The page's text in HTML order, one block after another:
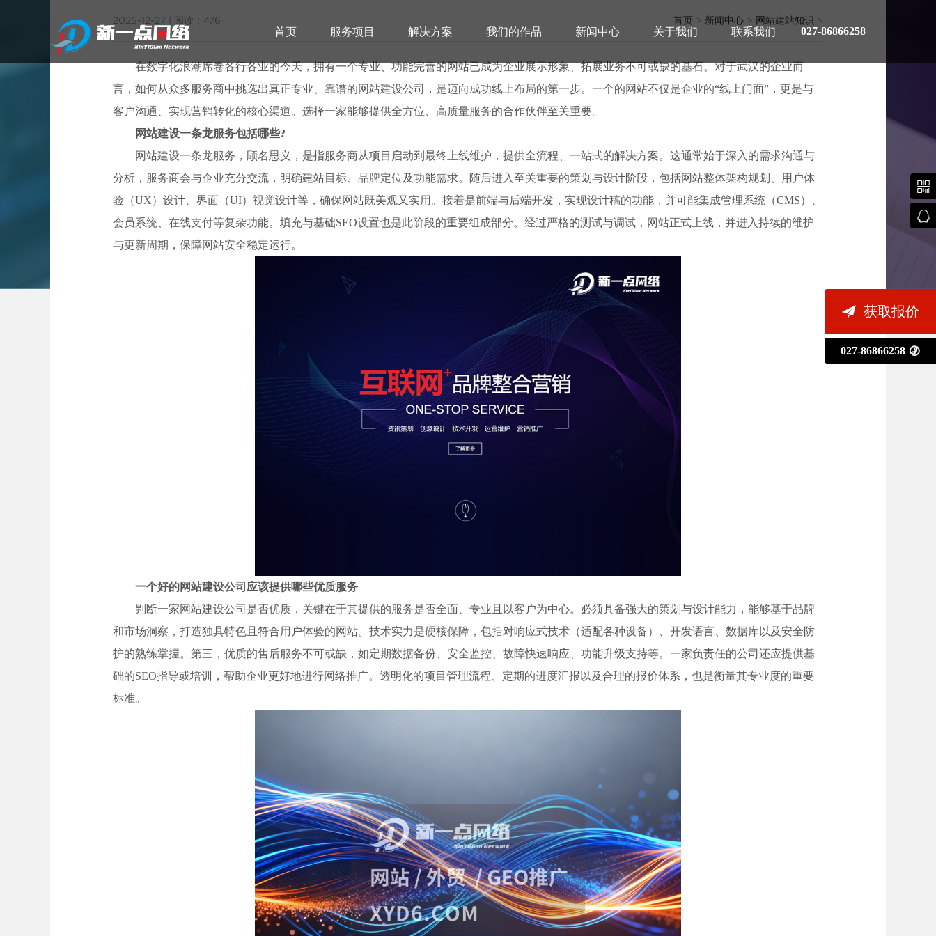
武汉网站建设
027-86866258
首页 服务项目 解决方案 我们的作品 新闻中心 关于我们 联系我们
武汉专业网站建设服务哪家靠谱推荐
2025-12-27 阅读：476 首页 > 新闻中心 > 网站建站知识 >
在数字化浪潮席卷各行各业的今天，拥有一个专业、功能完善的网站已成为企业展示形象、拓展业务不可或缺的基石。对于武汉的企业而
言，如何从众多服务商中挑选出真正专业、靠谱的网站建设公司，是迈向成功线上布局的第一步。一个的网站不仅是企业的“线上门面”，更是与
客户沟通、实现营销转化的核心渠道。选择一家能够提供全方位、高质量服务的合作伙伴至关重要。
网站建设一条龙服务包括哪些?
网站建设一条龙服务，顾名思义，是指服务商从项目启动到最终上线维护，提供全流程、一站式的解决方案。这通常始于深入的需求沟通与
分析，服务商会与企业充分交流，明确建站目标、品牌定位及功能需求。随后进入至关重要的策划与设计阶段，包括网站整体架构规划、用户体
验（UX）设计、界面（UI）视觉设计等，确保网站既美观又实用。接着是前端与后端开发，实现设计稿的功能，并可能集成管理系统（CMS）、
会员系统、在线支付等复杂功能。填充与基础SEO设置也是此阶段的重要组成部分。经过严格的测试与调试，网站正式上线，并进入持续的维护
与更新周期，保障网站安全稳定运行。
一个好的网站建设公司应该提供哪些优质服务
判断一家网站建设公司是否优质，关键在于其提供的服务是否全面、专业且以客户为中心。必须具备强大的策划与设计能力，能够基于品牌
和市场洞察，打造独具特色且符合用户体验的网站。技术实力是硬核保障，包括对响应式技术（适配各种设备）、开发语言、数据库以及安全防
护的熟练掌握。第三，优质的售后服务不可或缺，如定期数据备份、安全监控、故障快速响应、功能升级支持等。一家负责任的公司还应提供基
础的SEO指导或培训，帮助企业更好地进行网络推广。透明化的项目管理流程、定期的进度汇报以及合理的报价体系，也是衡量其专业度的重要
标准。


 获取报价
027-86866258 